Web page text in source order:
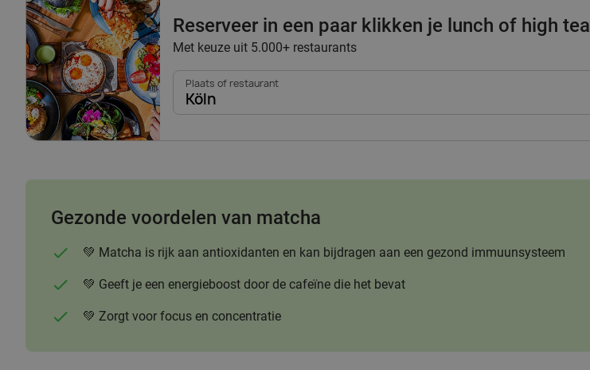
Reserveer in een paar klikken je lunch of high tea
Met keuze uit 5.000+ restaurants
Plaats of restaurant
Köln
Gezonde voordelen van matcha
💚 Matcha is rijk aan antioxidanten en kan bijdragen aan een gezond immuunsysteem
💚 Geeft je een energieboost door de cafeïne die het bevat
💚 Zorgt voor focus en concentratie